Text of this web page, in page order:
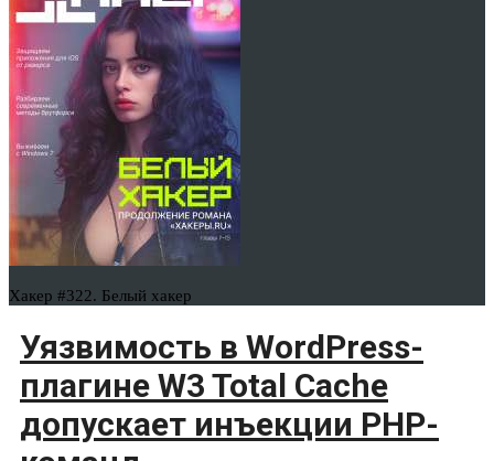
Хакер #322. Белый хакер
Уязвимость в WordPress-
плагине W3 Total Cache
допускает инъекции PHP-